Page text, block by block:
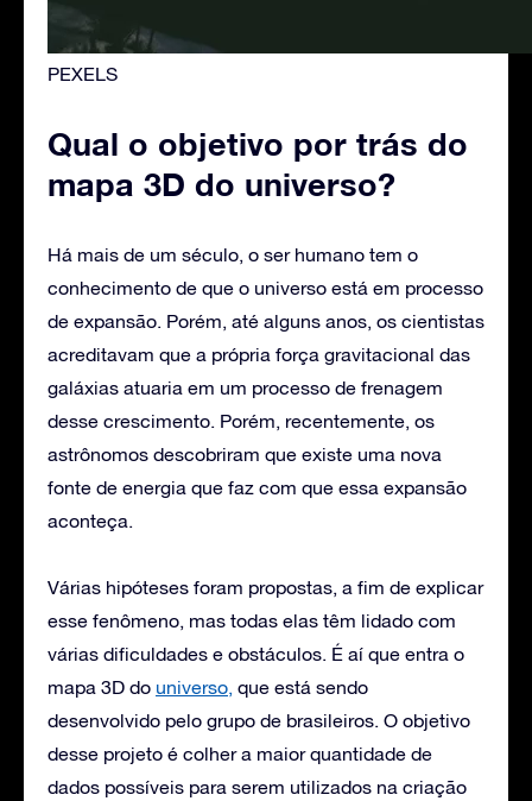
PEXELS
Qual o objetivo por trás do
mapa 3D do universo?
Há mais de um século, o ser humano tem o
conhecimento de que o universo está em processo
de expansão. Porém, até alguns anos, os cientistas
acreditavam que a própria força gravitacional das
galáxias atuaria em um processo de frenagem
desse crescimento. Porém, recentemente, os
astrônomos descobriram que existe uma nova
fonte de energia que faz com que essa expansão
aconteça.
Várias hipóteses foram propostas, a fim de explicar
esse fenômeno, mas todas elas têm lidado com
várias dificuldades e obstáculos. É aí que entra o
mapa 3D do universo, que está sendo
desenvolvido pelo grupo de brasileiros. O objetivo
desse projeto é colher a maior quantidade de
dados possíveis para serem utilizados na criação